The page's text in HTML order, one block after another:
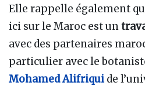
Elle rappelle également
ici sur le Maroc est un
avec des partenaires
particulier avec le
Mohamed Alifriqui de